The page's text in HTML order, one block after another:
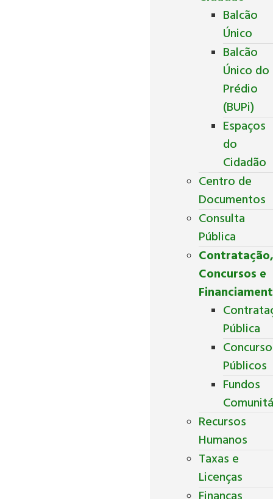
Balcão
Único
Balcão
Único do
Prédio
(BUPi)
Espaços
do
Cidadão
Centro de
Documentos
Consulta
Pública
Concursos e
Pública
Públicos
Fundos
Recursos
Humanos
Taxas e
Licenças